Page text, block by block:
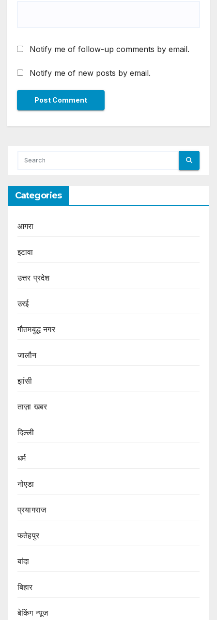
Notify me of follow-up comments by email.
Notify me of new posts by email.
Categories
आगरा
इटावा
उत्तर प्रदेश
उरई
गौतमबुद्ध नगर
जालौन
झांसी
ताज़ा खबर
दिल्ली
धर्म
नोएडा
प्रयागराज
फतेहपुर
बांदा
बिहार
बेकिंग न्यूज